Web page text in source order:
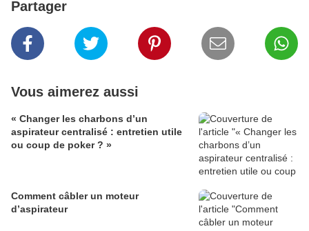
Partager
Vous aimerez aussi
« Changer les charbons d’un
aspirateur centralisé : entretien utile
ou coup de poker ? »
Comment câbler un moteur
d’aspirateur